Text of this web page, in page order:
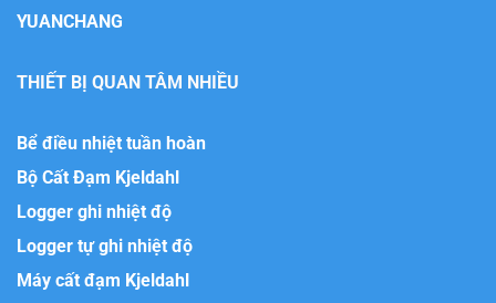
YUANCHANG
THIẾT BỊ QUAN TÂM NHIỀU
Bể điều nhiệt tuần hoàn
Bộ Cất Đạm Kjeldahl
Logger ghi nhiệt độ
Logger tự ghi nhiệt độ
Máy cất đạm Kjeldahl